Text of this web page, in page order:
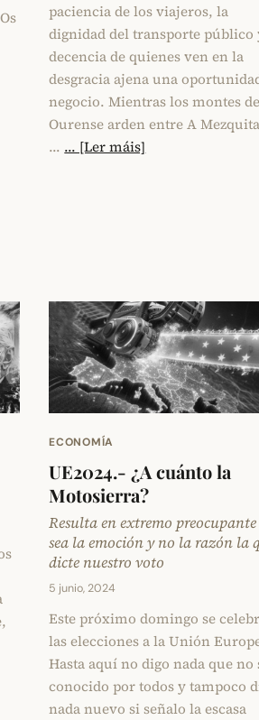
paciencia de los viajeros, la
dignidad del transporte público
decencia de quienes ven en la
desgracia ajena una
negocio. Mientras los montes
Ourense arden entre A
… ... [Ler máis]
ECONOMÍA
UE2024.- ¿A cuánto la
Motosierra?
Resulta en extremo
sea la emoción y no la razón la
dicte nuestro voto
5 junio, 2024
Este próximo domingo se
las elecciones a la Unión
Hasta aquí no digo nada que no
conocido por todos y tampoco
nada nuevo si señalo la escasa